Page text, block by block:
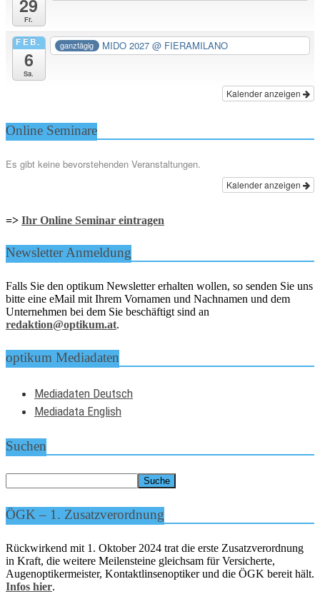
29
Fr.
FEB.
6
Sa.
ganztägig MIDO 2027@ FIERAMILANO
Kalender anzeigen
Online Seminare
Es gibt keine bevorstehenden Veranstaltungen.
Kalender anzeigen
=> Ihr Online Seminar eintragen
Newsletter Anmeldung
Falls Sie den optikum Newsletter erhalten wollen, so senden Sie uns
bitte eine eMail mit Ihrem Vornamen und Nachnamen und dem
Unternehmen bei dem Sie beschäftigt sind an
redaktion@optikum.at.
optikum Mediadaten
Mediadaten Deutsch
Mediadata English
Suchen
ÖGK – 1. Zusatzverordnung
Rückwirkend mit 1. Oktober 2024 trat die erste Zusatzverordnung
in Kraft, die weitere Meilensteine gleichsam für Versicherte,
Augenoptikermeister, Kontaktlinsenoptiker und die ÖGK bereit hält.
Infos hier.